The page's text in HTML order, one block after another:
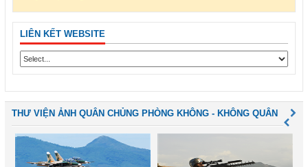
LIÊN KẾT WEBSITE
THƯ VIỆN ẢNH QUÂN CHỦNG PHÒNG KHÔNG - KHÔNG QUÂN